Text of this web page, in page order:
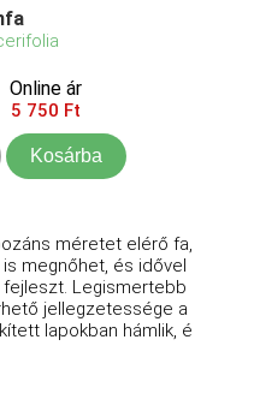
Online ár
5 750 Ft
Kosárba
méretet elérő fa,
megnőhet, és idővel
Legismertebb
jellegzetessége a
lapokban hámlik, é